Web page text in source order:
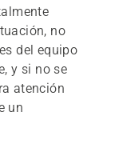
no
del equipo
y si no se
atención
un